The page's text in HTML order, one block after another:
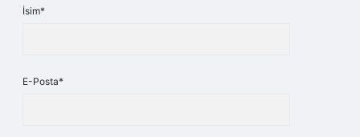
İsim*
E-Posta*